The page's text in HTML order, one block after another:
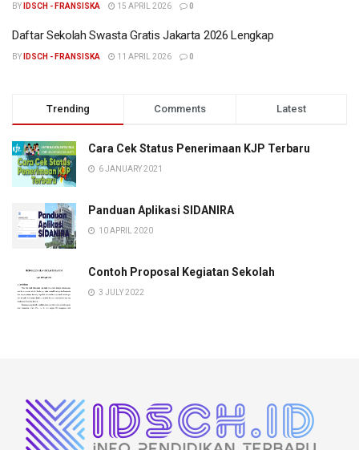
BY IDSCH - FRANSISKA 15 APRIL 2026 0
Daftar Sekolah Swasta Gratis Jakarta 2026 Lengkap
BY IDSCH - FRANSISKA 11 APRIL 2026 0
Trending Comments Latest
Cara Cek Status Penerimaan KJP Terbaru
6 JANUARY 2021
Panduan Aplikasi SIDANIRA
10 APRIL 2020
Contoh Proposal Kegiatan Sekolah
3 JULY 2022